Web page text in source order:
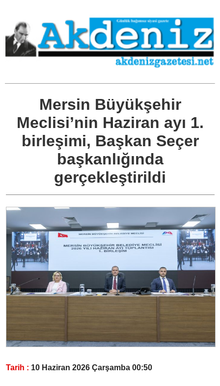
Mersin Büyükşehir
Meclisi’nin Haziran ayı 1.
birleşimi, Başkan Seçer
başkanlığında
gerçekleştirildi
Tarih : 10 Haziran 2026 Çarşamba 00:50